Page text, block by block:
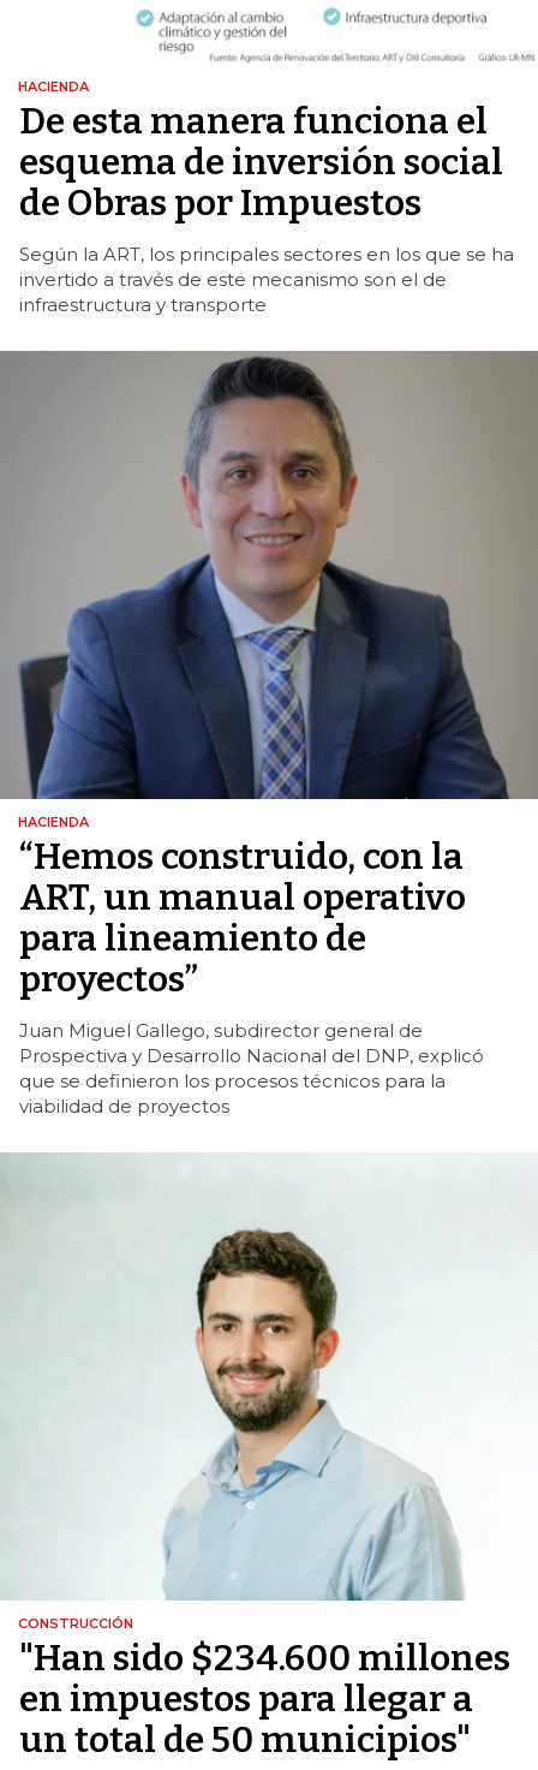
HACIENDA
De esta manera funciona el
esquema de inversión social
de Obras por Impuestos
Según la ART, los principales sectores en los que se ha
invertido a través de este mecanismo son el de
infraestructura y transporte
HACIENDA
“Hemos construido, con la
ART, un manual operativo
para lineamiento de
proyectos”
Juan Miguel Gallego, subdirector general de
Prospectiva y Desarrollo Nacional del DNP, explicó
que se definieron los procesos técnicos para la
viabilidad de proyectos
CONSTRUCCIÓN
"Han sido $234.600 millones
en impuestos para llegar a
un total de 50 municipios"